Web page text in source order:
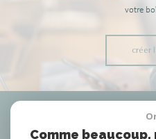
votre
créer
Comme